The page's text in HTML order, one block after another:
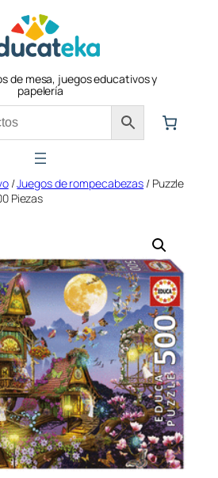
de mesa, juegos educativos y
papelería
/Juegos de rompecabezas / Puzzle
Piezas